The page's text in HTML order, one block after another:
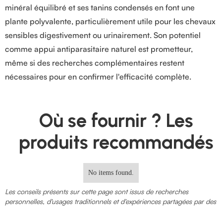
Les conseils présents sur cette page sont issus de recherches
personnelles, d'usages traditionnels et d'expériences partagées par des
minéral équilibré et ses tanins condensés en font une
plante polyvalente, particulièrement utile pour les chevaux
sensibles digestivement ou urinairement. Son potentiel
comme appui antiparasitaire naturel est prometteur,
même si des recherches complémentaires restent
nécessaires pour en confirmer l'efficacité complète.
Où se fournir ? Les
produits recommandés
No items found.